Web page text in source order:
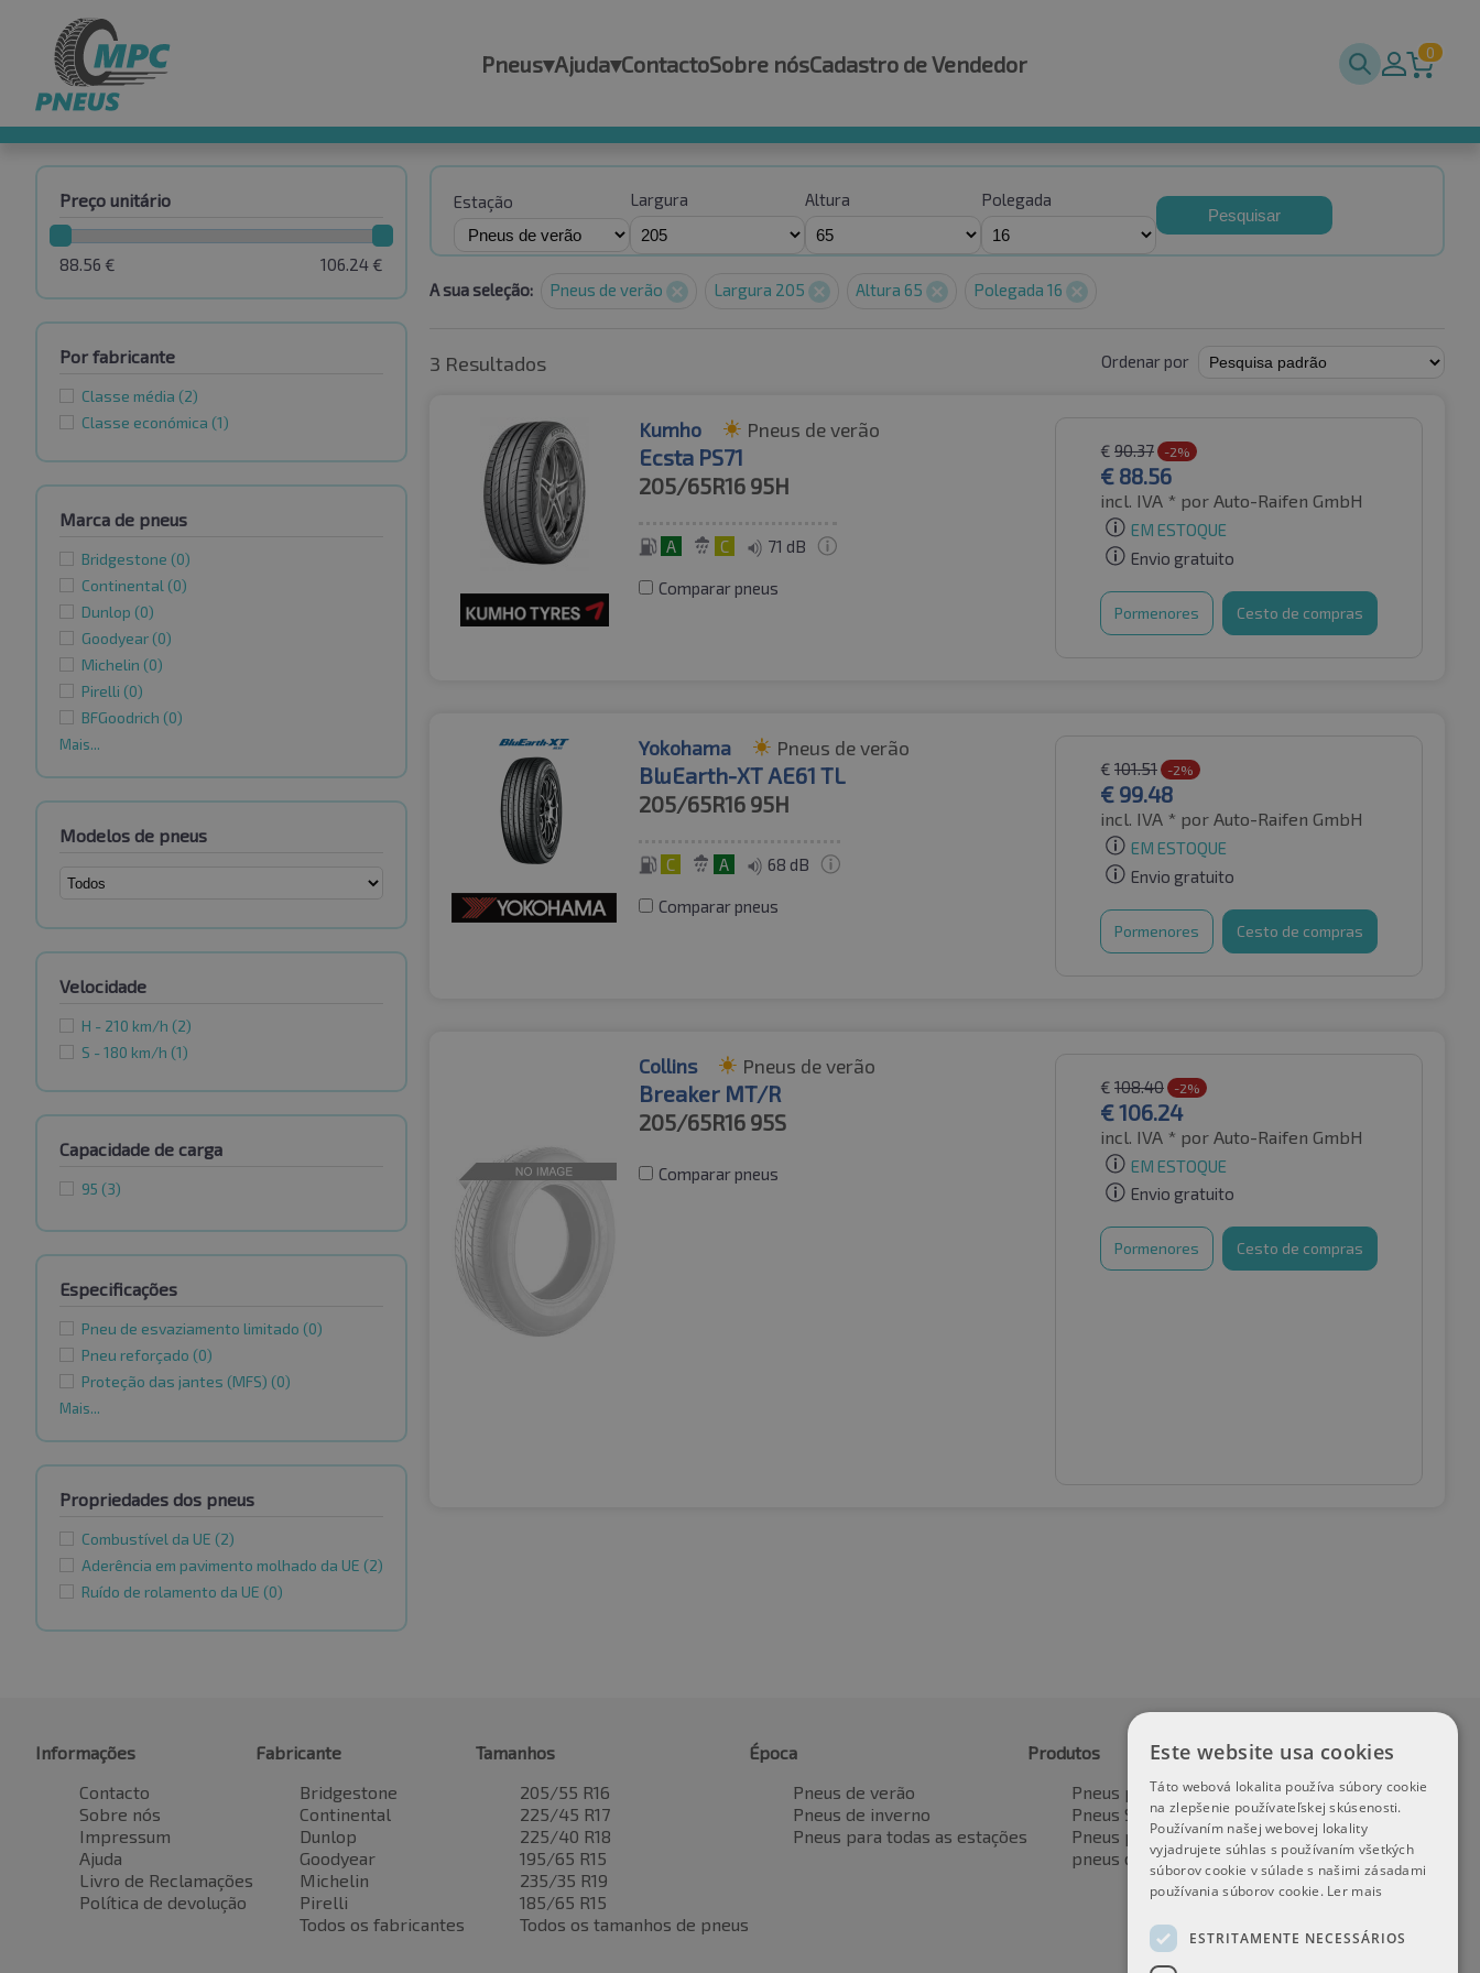
Pneus▾Ajuda▾ContactoSobre nósCadastro de Vendedor 0
Preço unitário
106.24 €
88.56 €
Por fabricante
Classe média (2)
Classe económica (1)
Marca de pneus
Bridgestone (0)
Continental (0)
Dunlop (0)
Goodyear (0)
Michelin (0)
Pirelli (0)
BFGoodrich (0)
Mais...
Modelos de pneus
Velocidade
H - 210 km/h (2)
S - 180 km/h (1)
Capacidade de carga
95 (3)
Especificações
Pneu de esvaziamento limitado (0)
Pneu reforçado (0)
Proteção das jantes (MFS) (0)
Mais...
Propriedades dos pneus
Combustível da UE (2)
Aderência em pavimento molhado da UE (2)
Ruído de rolamento da UE (0)
Estação Largura Altura Polegada
Pesquisar
A sua seleção: Pneus de verão Largura 205 Altura 65 Polegada 16
3 Resultados Ordenar por
Kumho Pneus de verão
Ecsta PS71
205/65R16 95H
A C 71 dB
Comparar pneus
€ 90.37 -2%
€ 88.56
incl. IVA * por Auto-Raifen GmbH
EM ESTOQUE
Envio gratuito
Pormenores Cesto de compras
Yokohama Pneus de verão
BluEarth-XT AE61 TL
205/65R16 95H
C A 68 dB
Comparar pneus
€ 101.51 -2%
€ 99.48
incl. IVA * por Auto-Raifen GmbH
EM ESTOQUE
Envio gratuito
Pormenores Cesto de compras
Collins Pneus de verão
Breaker MT/R
205/65R16 95S
Comparar pneus
€ 108.40 -2%
€106.24
incl. IVA * por Auto-Raifen GmbH
EM ESTOQUE
Envio gratuito
Pormenores Cesto de compras
Informações
Contacto
Sobre nós
Impressum
Ajuda
Livro de Reclamações
Política de devolução
Fabricante
Bridgestone
Continental
Dunlop
Goodyear
Michelin
Pirelli
Todos os fabricantes
Tamanhos
205/55 R16
225/45 R17
225/40 R18
195/65 R15
235/35 R19
185/65 R15
Todos os tamanhos de pneus
Época
Pneus de verão
Pneus de inverno
Pneus para todas as estações
Produtos
Pneus para automóveis
Pneus SUV / 4x4
Pneus para veículos de transporte
pneus de motocicleta
Este website usa cookies
Táto webová lokalita používa súbory cookie
na zlepšenie používateľskej skúsenosti.
Používaním našej webovej lokality
vyjadrujete súhlas s používaním všetkých
súborov cookie v súlade s našimi zásadami
používania súborov cookie. Ler mais
ESTRITAMENTE NECESSÁRIOS